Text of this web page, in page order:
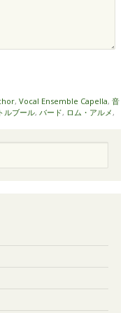
, Vocal Ensemble Capella, 音
トルブール, バード, ロム・アルメ,